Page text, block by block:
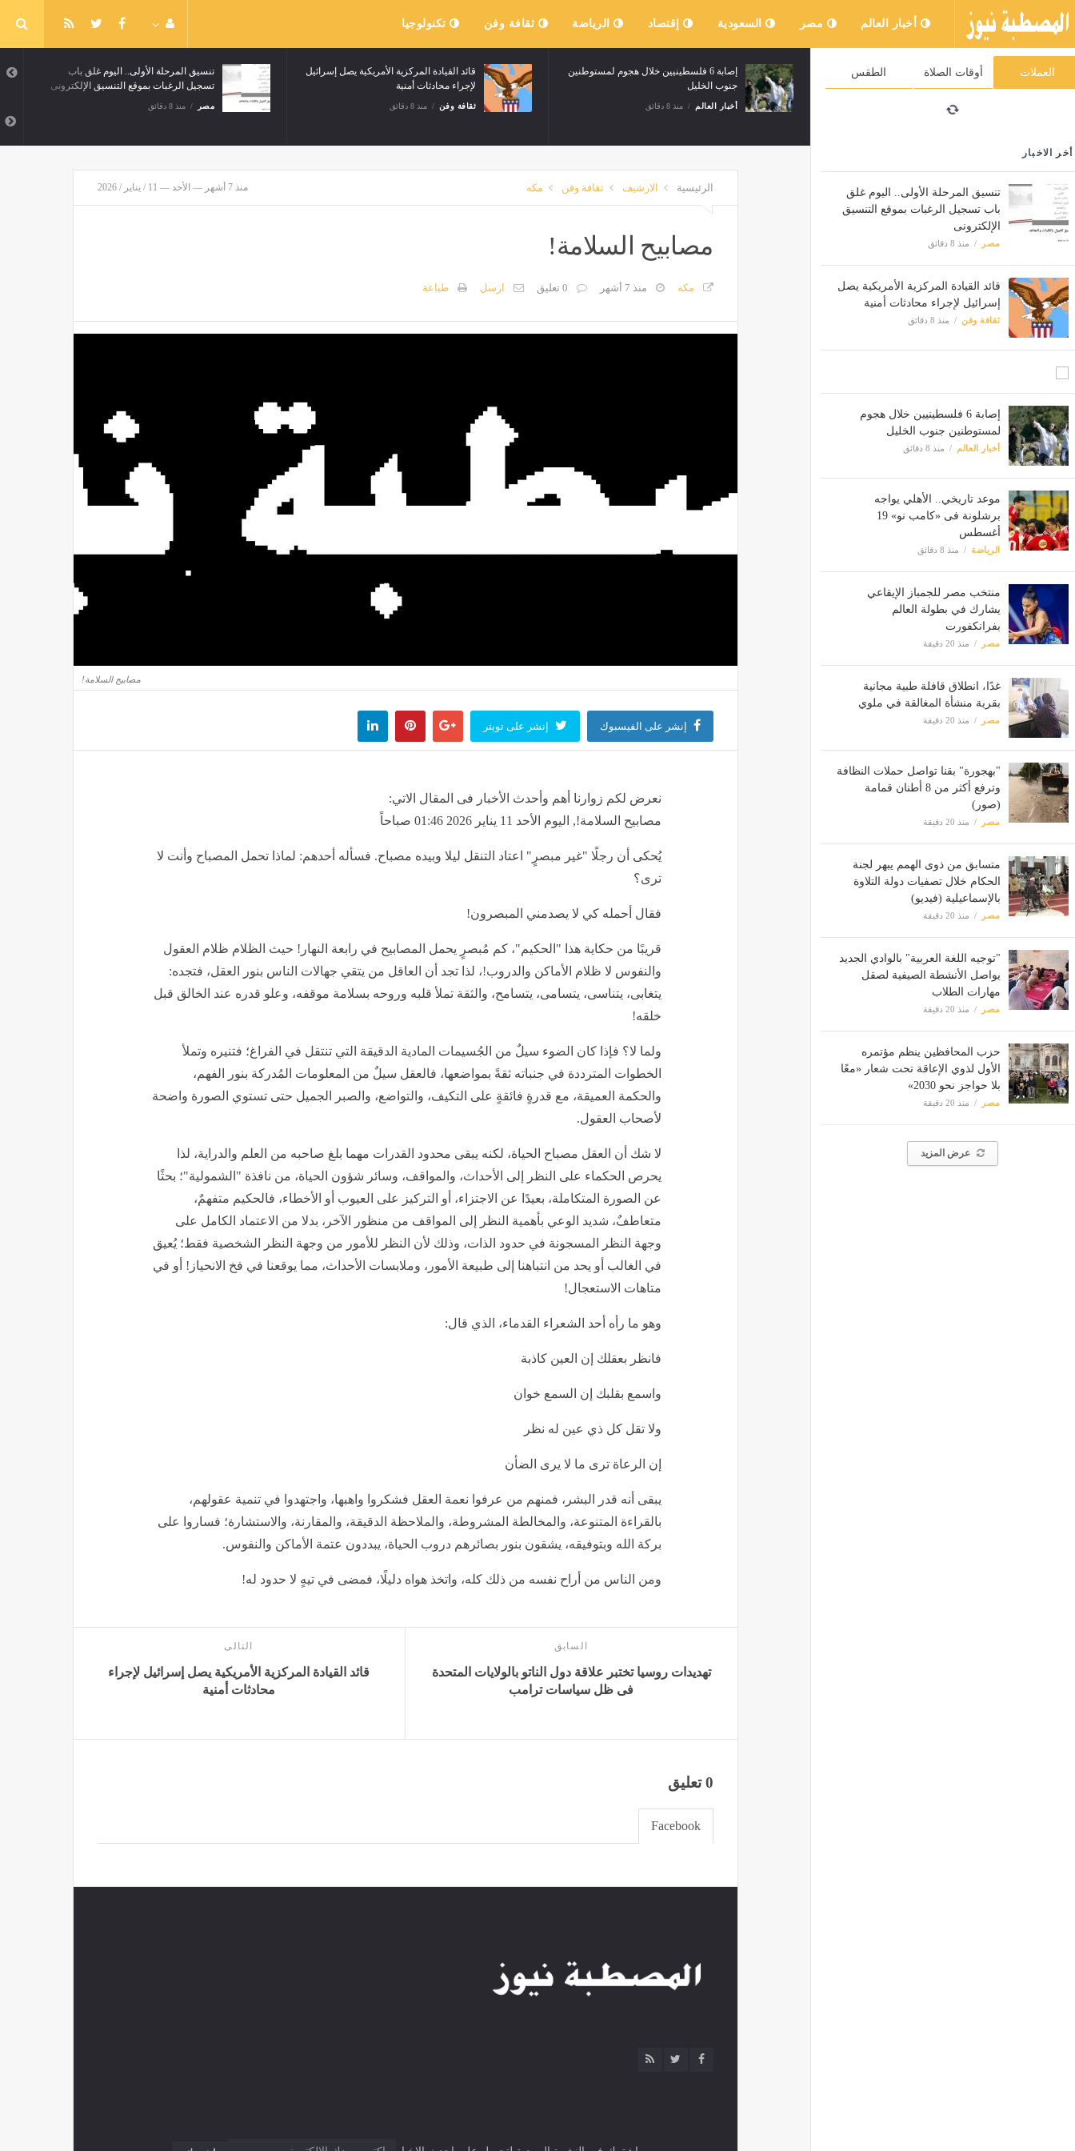
أخبار العالم مصر السعودية إقتصاد الرياضة ثقافة وفن تكنولوجيا
العملات أوقات الصلاة الطقس
أخر الاخبار
تنسيق المرحلة الأولى.. اليوم غلق
باب تسجيل الرغبات بموقع التنسيق
الإلكترونى
مصر منذ 8 دقائق
قائد القيادة المركزية الأمريكية يصل
إسرائيل لإجراء محادثات أمنية
ثقافة وفن منذ 8 دقائق
إصابة 6 فلسطينيين خلال هجوم
لمستوطنين جنوب الخليل
أخبار العالم منذ 8 دقائق
موعد تاريخي.. الأهلي يواجه
برشلونة فى «كامب نو» 19
أغسطس
الرياضة منذ 8 دقائق
منتخب مصر للجمباز الإيقاعي
يشارك في بطولة العالم
بفرانكفورت
مصر منذ 20 دقيقة
غدًا، انطلاق قافلة طبية مجانية
بقرية منشأة المغالقة في ملوي
مصر منذ 20 دقيقة
"بهجورة" بقنا تواصل حملات النظافة
وترفع أكثر من 8 أطنان قمامة
(صور)
مصر منذ 20 دقيقة
متسابق من ذوى الهمم يبهر لجنة
الحكام خلال تصفيات دولة التلاوة
بالإسماعيلية (فيديو)
مصر منذ 20 دقيقة
"توجيه اللغة العربية" بالوادي الجديد
يواصل الأنشطة الصيفية لصقل
مهارات الطلاب
مصر منذ 20 دقيقة
حزب المحافظين ينظم مؤتمره
الأول لذوي الإعاقة تحت شعار «معًا
بلا حواجز نحو 2030»
مصر منذ 20 دقيقة
عرض المزيد
تنسيق المرحلة الأولى.. اليوم غلق باب
تسجيل الرغبات بموقع التنسيق الإلكترونى
مصر منذ 8 دقائق
قائد القيادة المركزية الأمريكية يصل إسرائيل
لإجراء محادثات أمنية
ثقافة وفن منذ 8 دقائق
إصابة 6 فلسطينيين خلال هجوم لمستوطنين
جنوب الخليل
أخبار العالم منذ 8 دقائق
موعد تاريخي.. الأهلي يواجه برشلونة فى
«كامب نو» 19 أغسطس
منذ 8 دقائق
الرئيسية الارشيف ثقافة وفن مكه منذ 7 أشهر — الأحد — 11 / يناير / 2026
مصابيح السلامة!
مكه منذ 7 أشهر 0 تعليق ارسل طباعة
مصابيح السلامة!
إنشر على الفيسبوك إنشر على تويتر
نعرض لكم زوارنا أهم وأحدث الأخبار فى المقال الاتي:
مصابيح السلامة!, اليوم الأحد 11 يناير 2026 01:46 صباحاً
يُحكى أن رجلًا "غير مبصرٍ" اعتاد التنقل ليلا وبيده مصباح. فسأله أحدهم: لماذا تحمل المصباح وأنت لا
ترى؟
فقال أحمله كي لا يصدمني المبصرون!
قريبًا من حكاية هذا "الحكيم"، كم مُبصرٍ يحمل المصابيح في رابعة النهار! حيث الظلام ظلام العقول
والنفوس لا ظلام الأماكن والدروب!، لذا تجد أن العاقل من يتقي جهالات الناس بنور العقل، فتجده:
يتغابى، يتناسى، يتسامى، يتسامح، والثقة تملأ قلبه وروحه بسلامة موقفه، وعلو قدره عند الخالق قبل
خلقه!
ولما لا؟ فإذا كان الضوء سيلٌ من الجُسيمات المادية الدقيقة التي تنتقل في الفراغ؛ فتنيره وتملأ
الخطوات المترددة في جنباته ثقةً بمواضعها، فالعقل سيلٌ من المعلومات المُدركة بنور الفهم،
والحكمة العميقة، مع قدرةٍ فائقةٍ على التكيف، والتواضع، والصبر الجميل حتى تستوي الصورة واضحة
لأصحاب العقول.
لا شك أن العقل مصباح الحياة، لكنه يبقى محدود القدرات مهما بلغ صاحبه من العلم والدراية، لذا
يحرص الحكماء على النظر إلى الأحداث، والمواقف، وسائر شؤون الحياة، من نافذة "الشمولية"؛ بحثًا
عن الصورة المتكاملة، بعيدًا عن الاجتزاء، أو التركيز على العيوب أو الأخطاء، فالحكيم متفهمٌ،
متعاطفٌ، شديد الوعي بأهمية النظر إلى المواقف من منظور الآخر، بدلا من الاعتماد الكامل على
وجهة النظر المسجونة في حدود الذات، وذلك لأن النظر للأمور من وجهة النظر الشخصية فقط؛ يُعيق
في الغالب أو يحد من انتباهنا إلى طبيعة الأمور، وملابسات الأحداث، مما يوقعنا في فخ الانحياز! أو في
متاهات الاستعجال!
وهو ما رأه أحد الشعراء القدماء، الذي قال:
فانظر بعقلك إن العين كاذبة
واسمع بقلبك إن السمع خوان
ولا تقل كل ذي عين له نظر
إن الرعاة ترى ما لا يرى الضأن
يبقى أنه قدر البشر، فمنهم من عرفوا نعمة العقل فشكروا واهبها، واجتهدوا في تنمية عقولهم،
بالقراءة المتنوعة، والمخالطة المشروطة، والملاحظة الدقيقة، والمقارنة، والاستشارة؛ فساروا على
بركة الله وبتوفيقه، يشقون بنور بصائرهم دروب الحياة، يبددون عتمة الأماكن والنفوس.
ومن الناس من أراح نفسه من ذلك كله، واتخذ هواه دليلًا، فمضى في تيهٍ لا حدود له!
السابق
تهديدات روسيا تختبر علاقة دول الناتو بالولايات المتحدة
فى ظل سياسات ترامب
التالى
قائد القيادة المركزية الأمريكية يصل إسرائيل لإجراء
محادثات أمنية
0 تعليق
Facebook